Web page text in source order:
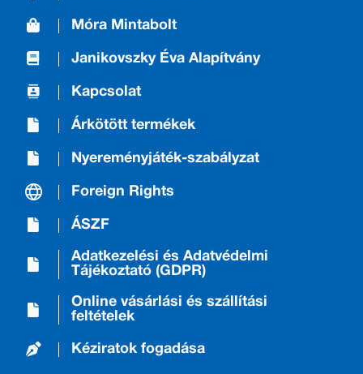
Móra Mintabolt
Janikovszky Éva Alapítvány
Kapcsolat
Árkötött termékek
Nyereményjáték-szabályzat
Foreign Rights
ÁSZF
Adatkezelési és Adatvédelmi
Tájékoztató (GDPR)
Online vásárlási és szállítási
feltételek
Kéziratok fogadása